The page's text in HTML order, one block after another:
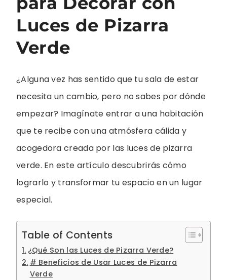
Luces de Pizarra
Verde
¿Alguna vez has sentido que tu sala de estar
necesita un cambio, pero no sabes por dónde
empezar? Imagínate entrar a una habitación
que te recibe con una atmósfera cálida y
acogedora creada por las luces de pizarra
verde. En este artículo descubrirás cómo
lograrlo y transformar tu espacio en un lugar
especial.
Table of Contents
¿Qué Son las Luces de Pizarra Verde?
# Beneficios de Usar Luces de Pizarra
Verde